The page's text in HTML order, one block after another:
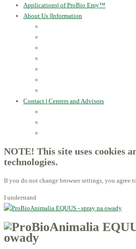
Applications| of ProBio Emy™
About Us |Information
Contact | Centers and Advisors
NOTE! This site uses cookies
technologies.
If you do not change browser settings, you agree
I understand